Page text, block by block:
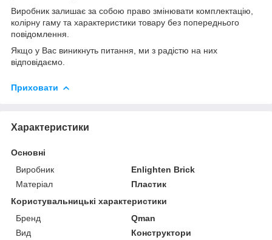
Виробник залишає за собою право змінювати комплектацію,
колірну гаму та характеристики товару без попереднього
повідомлення.
Якщо у Вас виникнуть питання, ми з радістю на них
відповідаємо.
Приховати
Характеристики
Основні
Виробник
Enlighten Brick
Матеріал
Пластик
Користувальницькі характеристики
Бренд
Qman
Вид
Конструктори